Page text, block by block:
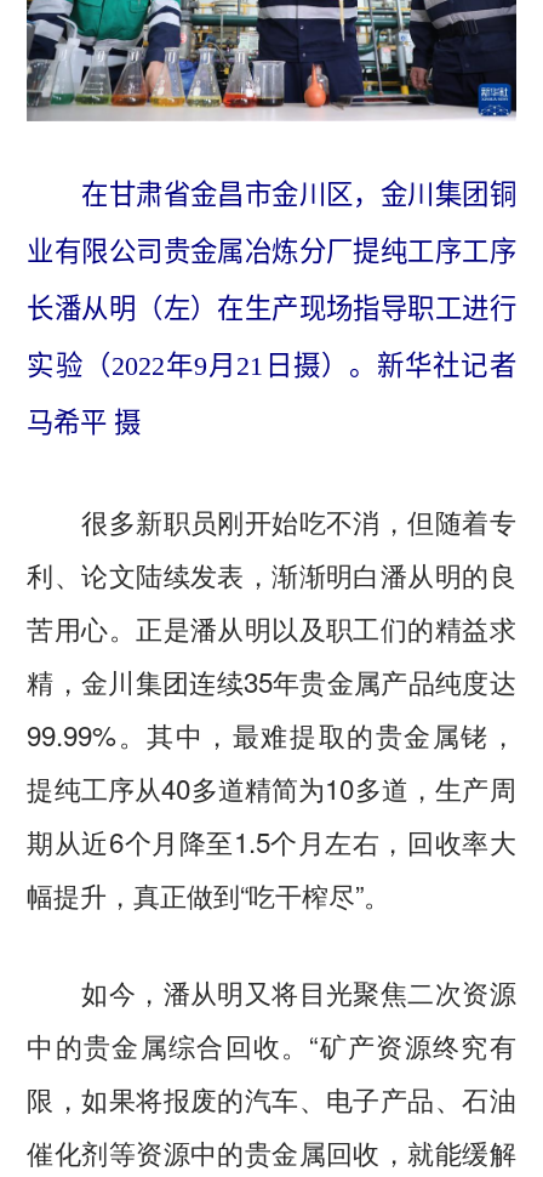
在甘肃省金昌市金川区，金川集团铜
业有限公司贵金属冶炼分厂提纯工序工序
长潘从明（左）在生产现场指导职工进行
实验（2022年9月21日摄）。新华社记者
马希平 摄
很多新职员刚开始吃不消，但随着专
利、论文陆续发表，渐渐明白潘从明的良
苦用心。正是潘从明以及职工们的精益求
精，金川集团连续35年贵金属产品纯度达
99.99%。其中，最难提取的贵金属铑，
提纯工序从40多道精简为10多道，生产周
期从近6个月降至1.5个月左右，回收率大
幅提升，真正做到“吃干榨尽”。
如今，潘从明又将目光聚焦二次资源
中的贵金属综合回收。“矿产资源终究有
限，如果将报废的汽车、电子产品、石油
催化剂等资源中的贵金属回收，就能缓解